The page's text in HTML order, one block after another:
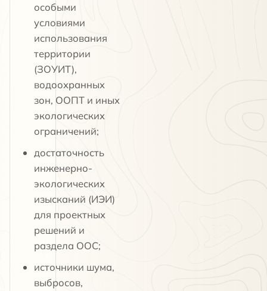
особыми
условиями
использования
территории
(ЗОУИТ),
водоохранных
зон, ООПТ и иных
экологических
ограничений;
достаточность
инженерно-
экологических
изысканий (ИЭИ)
для проектных
решений и
раздела ООС;
источники шума,
выбросов,